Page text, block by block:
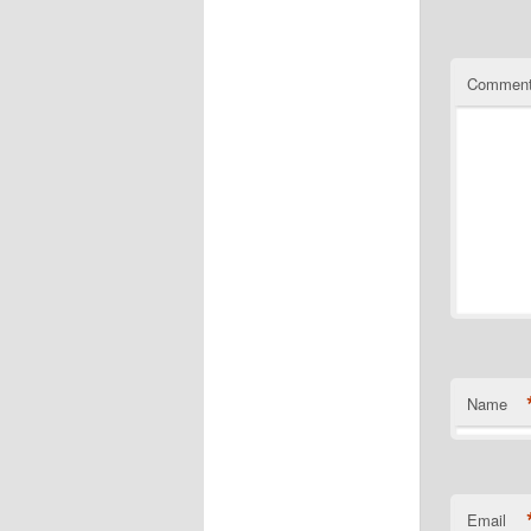
Name
Email